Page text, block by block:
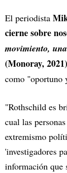
El periodista
cierne sobre
movimiento,
(Monoray,
como "oportuno
"Rothschild es
cual las
extremismo
'investigadores
información que